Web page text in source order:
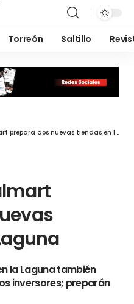
Torreón Saltillo
dos nuevas tiendas en la Laguna
la Laguna también
inversores; preparán